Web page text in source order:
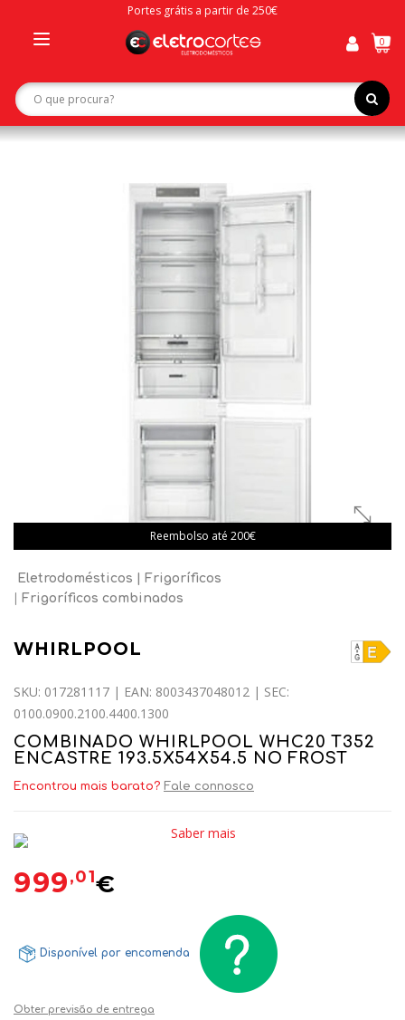
Portes grátis a partir de 250€
navigation
0
Reembolso até 200€
Eletrodomésticos
Frigoríficos
Frigoríficos combinados
WHIRLPOOL
SKU: 017281117 | EAN: 8003437048012 | SEC:
0100.0900.2100.4400.1300
COMBINADO WHIRLPOOL WHC20 T352
ENCASTRE 193.5X54X54.5 NO FROST
Encontrou mais barato? Fale connosco
Saber mais
999,01€
Disponível por encomenda
Obter previsão de entrega